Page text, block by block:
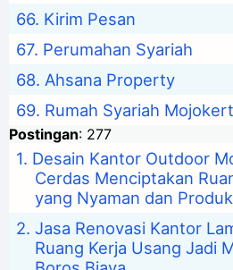
Kirim Pesan
Perumahan Syariah
Ahsana Property
Rumah Syariah
Postingan: 277
Desain Kantor Outdoor
Cerdas Menciptakan
yang Nyaman dan
Jasa Renovasi Kantor
Ruang Kerja Usang Jadi